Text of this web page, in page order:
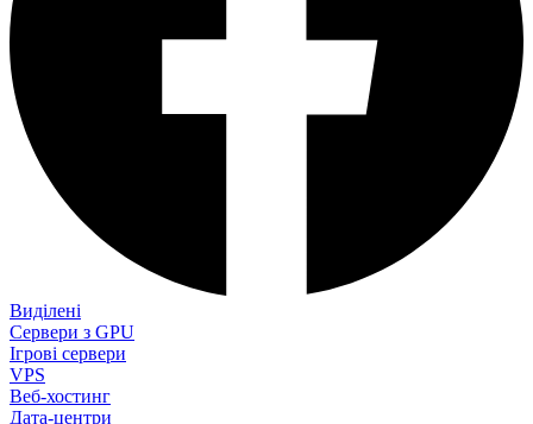
Виділені
Сервери з GPU
Ігрові сервери
VPS
Веб-хостинг
Дата-центри